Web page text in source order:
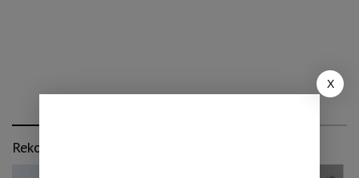
Rekomendasi untuk kamu
X